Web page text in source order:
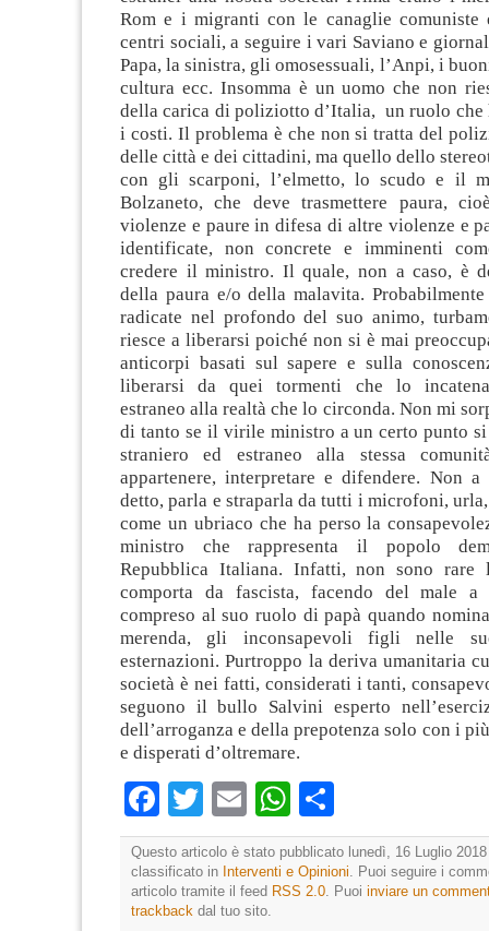
Rom e i migranti con le canaglie comuniste
centri sociali, a seguire i vari Saviano e
Papa, la sinistra, gli omosessuali, l’Anpi, i
cultura ecc. Insomma è un uomo che non
della carica di poliziotto d’Italia, un ruolo che
i costi. Il problema è che non si tratta del
delle città e dei cittadini, ma quello dello
con gli scarponi, l’elmetto, lo scudo e il
Bolzaneto, che deve trasmettere paura,
violenze e paure in difesa di altre violenze e
identificate, non concrete e imminenti
credere il ministro. Il quale, non a caso, è
della paura e/o della malavita.
radicate nel profondo del suo animo,
riesce a liberarsi poiché non si è mai
anticorpi basati sul sapere e sulla
liberarsi da quei tormenti che lo
estraneo alla realtà che lo circonda. Non mi
di tanto se il virile ministro a un certo punto si
straniero ed estraneo alla stessa
appartenere, interpretare e difendere. Non a
detto, parla e straparla da tutti i microfoni,
come un ubriaco che ha perso la
ministro che rappresenta il popolo
Repubblica Italiana. Infatti, non sono
comporta da fascista, facendo del male
compreso al suo ruolo di papà quando
merenda, gli inconsapevoli figli nelle
esternazioni. Purtroppo la deriva umanitaria
società è nei fatti, considerati i tanti,
seguono il bullo Salvini esperto
dell’arroganza e della prepotenza solo con i
e disperati d’oltremare.
Facebook
Twitter
EmailWhatsApp
Questo articolo è stato pubblicato lunedì, 16 Luglio
classificato in Interventi e Opinioni . Puoi seguire i
articolo tramite il feed RSS 2.0 . Puoi inviare un
trackback dal tuo sito.